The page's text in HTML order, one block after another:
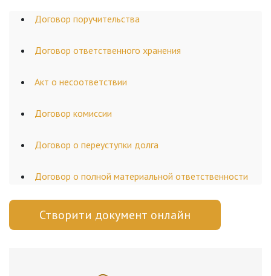
Договор поручительства
Договор ответственного хранения
Акт о несоответствии
Договор комиссии
Договор о переуступки долга
Договор о полной материальной ответственности
Створити документ онлайн